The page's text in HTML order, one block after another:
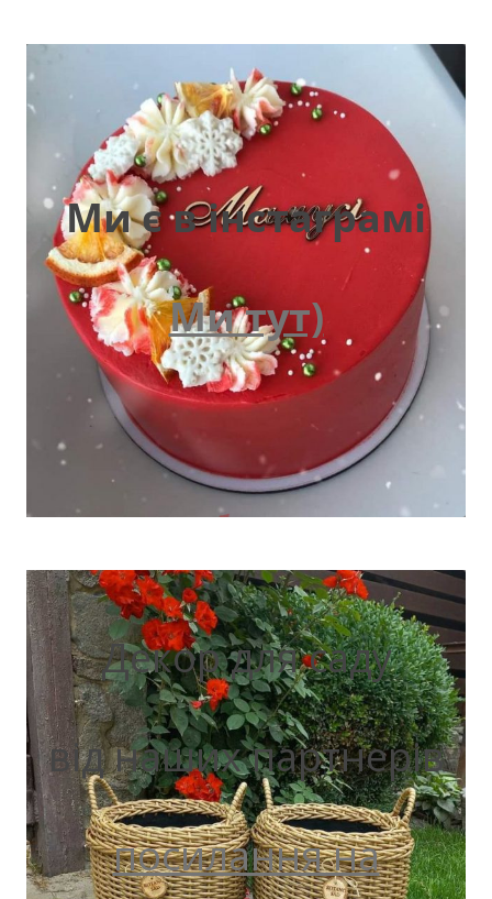
Ми є в інстаграмі
Ми тут)
Декор для саду
від наших партнерів
посилання на